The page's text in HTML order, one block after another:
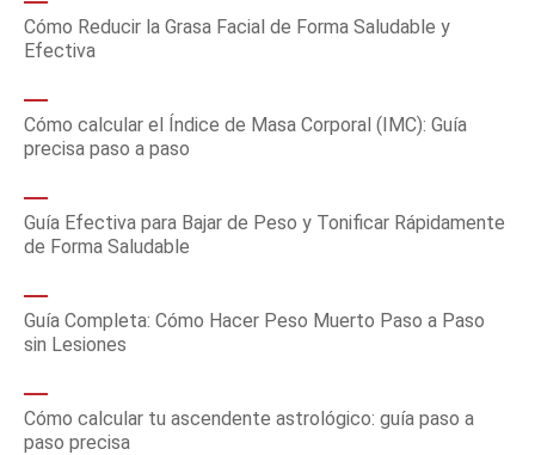
Cómo Reducir la Grasa Facial de Forma Saludable y
Efectiva
Cómo calcular el Índice de Masa Corporal (IMC): Guía
precisa paso a paso
Guía Efectiva para Bajar de Peso y Tonificar Rápidamente
de Forma Saludable
Guía Completa: Cómo Hacer Peso Muerto Paso a Paso
sin Lesiones
Cómo calcular tu ascendente astrológico: guía paso a
paso precisa